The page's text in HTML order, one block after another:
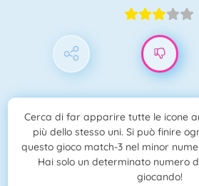
Cerca di far apparire tutte le icone
più dello stesso uni. Si può finire
questo gioco match-3 nel minor
Hai solo un determinato numero
giocando!